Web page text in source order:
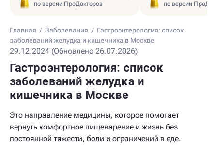
по версии ПроДокторов по версии
Главная / Заболевания / Гастроэнтерология: список
заболеваний желудка и кишечника в Москве
29.12.2024 (Обновлено 26.07.2026)
Гастроэнтерология: список
заболеваний желудка и
кишечника в Москве
Это направление медицины, которое помогает
вернуть комфортное пищеварение и жизнь без
постоянной тяжести, боли и ограничений в еде.